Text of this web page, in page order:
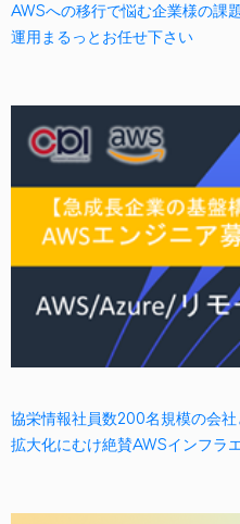
AWSへの移行で悩む企業様の課
運用まるっとお任せ下さい
協栄情報社員数200名規模の会
拡大化にむけ絶賛AWSインフラ